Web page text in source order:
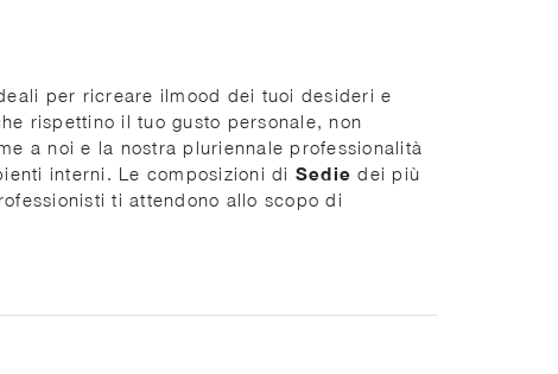
per ricreare ilmood dei tuoi desideri e
rispettino il tuo gusto personale, non
a noi e la nostra pluriennale professionalità
interni. Le composizioni di Sedie dei più
ti attendono allo scopo di